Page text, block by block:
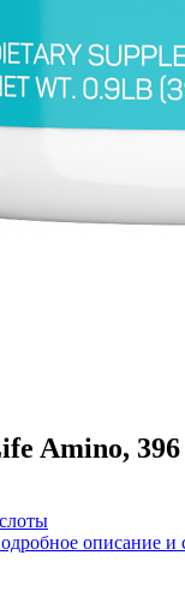
Amino, 396
описание и